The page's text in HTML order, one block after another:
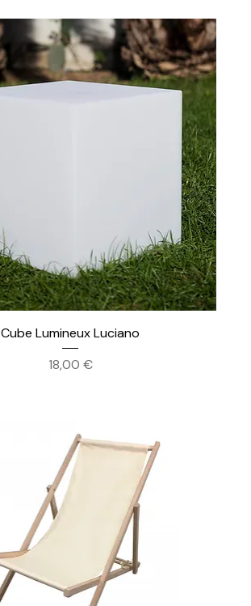
Cube Lumineux Luciano
Prix
18,00 €